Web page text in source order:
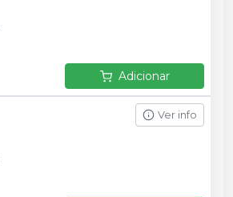
Adicionar
Ver info